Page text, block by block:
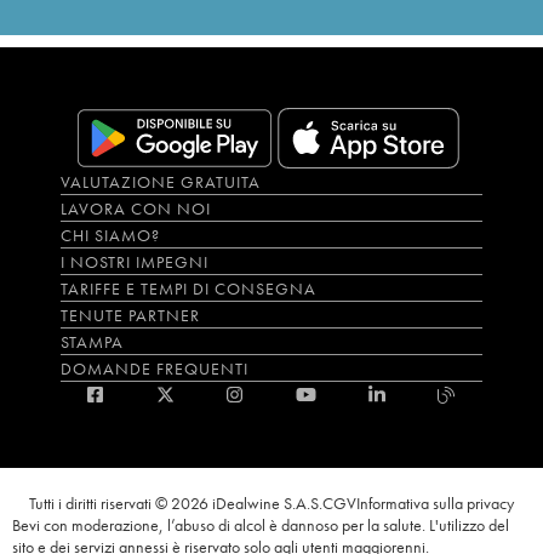
VALUTAZIONE GRATUITA
LAVORA CON NOI
CHI SIAMO?
I NOSTRI IMPEGNI
TARIFFE E TEMPI DI CONSEGNA
TENUTE PARTNER
STAMPA
DOMANDE FREQUENTI
Tutti i diritti riservati © 2026 iDealwine S.A.S.CGVInformativa sulla privacy
Bevi con moderazione, l’abuso di alcol è dannoso per la salute. L'utilizzo del
sito e dei servizi annessi è riservato solo agli utenti maggiorenni.